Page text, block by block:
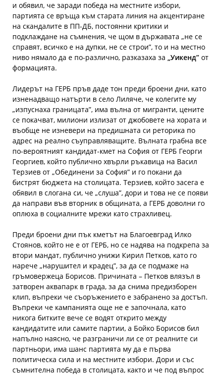
и обявил, че заради победа на местните избори,
партията се връща към старата линия на акцентиране
на скандалите в ПП-ДБ, постоянни критики и
подклаждане на съмнения, че щом в държавата „не се
справят, всичко е на дупки, не се строи”, то и на местно
ниво нямало да е по-различно, разказаха за „Уикенд” от
формацията.
Лидерът на ГЕРБ пръв даде тон преди броени дни, като
изненадващо натърти в село Лиляче, че колегите му
„изпуснаха границата”, има вълна от мигранти, цените
се покачват, милиони излизат от джобовете на хората и
въобще не изневери на предишната си реторика по
адрес на реално съуправляващите. Вълната грабна все
по-вероятният кандидат-кмет на София от ГЕРБ Георги
Георгиев, който публично хвърли ръкавица на Васил
Терзиев от „Обединени за София” и го покани да
бистрят бюджета на столицата. Терзиев, който засега е
обявил в слогана си, че „слуша”, дори и това не се появи
да направи във вторник в общината, а ГЕРБ доволни го
оплюха в социалните мрежи като страхливец.
Преди броени дни пък кметът на Благоевград Илко
Стоянов, който не е от ГЕРБ, но се надява на подкрепа за
втори мандат, публично унижи Кирил Петков, като го
нарече „нарушител и крадец”, за да се подмаже на
гръмовержеца Борисов. Причината – Петков влязъл в
затворен аквапарк в града, за да снима предизборен
клип, въпреки че съоръжението е забранено за достъп.
Въпреки че кампанията още не е започнала, като
никога битките вече се водят открито между
кандидатите или самите партии, а Бойко Борисов бил
напълно наясно, че разграничи ли се от реалните си
партньори, има шанс партията му да е първа
политическа сила и на местните избори. Дори и със
съмнителна победа в столицата, както и че под въпрос